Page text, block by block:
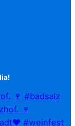
🍷 #badsalz